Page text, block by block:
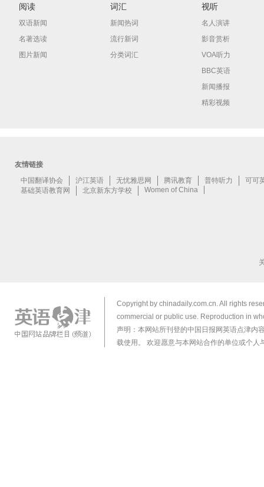
阅读
双语新闻
名著选读
图片新闻
词汇
新闻热词
流行新词
分类词汇
视听
名人演讲
影音赏析
VOA听力
BBC英语
新闻播报
精彩视频
Copyright by chinadaily.com.cn. All rights
commercial or public use. Reproduction in
声明：本网站所刊登的中国日报网英语点津内
载使用。 欢迎愿意与本网站合作的单位或个人